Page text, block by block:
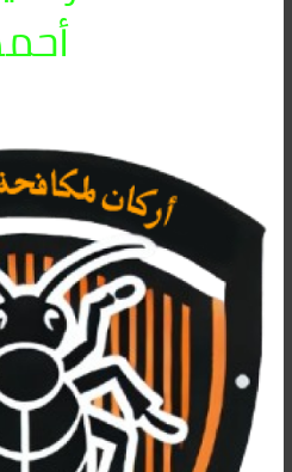
مكافحة
الصراصير
في
عين
شمس
01091560420
شركة
أركان:
الحل
الأمثل